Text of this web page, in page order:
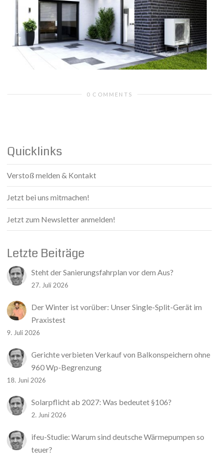
0 COMMENTS
Quicklinks
Verstoß melden & Kontakt
Jetzt bei uns mitmachen!
Jetzt zum Newsletter anmelden!
Letzte Beiträge
Steht der Sanierungsfahrplan vor dem Aus?
27. Juli 2026
Der Winter ist vorüber: Unser Single-Split-Gerät im
Praxistest
9. Juli 2026
Gerichte verbieten Verkauf von Balkonspeichern ohne
960 Wp-Begrenzung
18. Juni 2026
Solarpflicht ab 2027: Was bedeutet §106?
2. Juni 2026
ifeu-Studie: Warum sind deutsche Wärmepumpen so
teuer?